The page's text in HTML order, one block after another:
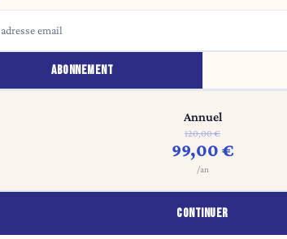
ABONNEMENT
Annuel
120,00 €
99,00 €
/an
CONTINUER